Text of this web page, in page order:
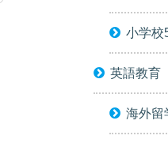
小学校
英語教育
海外留